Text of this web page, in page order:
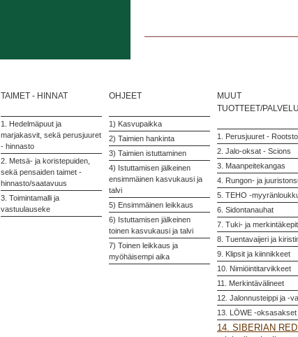
TAIMET - HINNAT
1. Hedelmäpuut ja
marjakasvit, sekä perusjuuret
- hinnasto
2. Metsä- ja koristepuiden,
sekä pensaiden taimet -
hinnasto/saatavuus
3. Toimintamalli ja
vastuulauseke
OHJEET
1) Kasvupaikka
2) Taimien hankinta
3) Taimien istuttaminen
4) Istuttamisen jälkeinen
ensimmäinen kasvukausi ja
talvi
5) Ensimmäinen leikkaus
6) Istuttamisen jälkeinen
toinen kasvukausi ja talvi
7) Toinen leikkaus ja
myöhäisempi aika
MUUT
TUOTTEET/
1. Perusjuuret -
2. Jalo-oksat - Scions
3. Maanpeitekangas
4. Rungon- ja
5. TEHO -
6. Sidontanauhat
7. Tuki- ja merkintäkepit
8. Tuentavaijeri ja
9. Klipsit ja kiinnikkeet
10. Nimiöintitarvikkeet
11. Merkintävälineet
12. Jalonnusteippi ja -
13. LÖWE -oksasakset
14. SIBERIAN